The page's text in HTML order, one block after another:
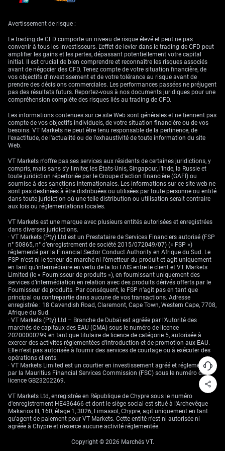
Stratégies optionnelles
et contexte historique
Malgré notre biais haussier, le risque d’une surprise susceptible de faire
bouger le marché de la part de l’une ou l’autre banque centrale est réel.
Nous envisageons donc des options put de protection avec un prix
d’exercice sous le support clé de 0,7050. Cela offre une couverture à coût
maîtrisé contre un commentaire de la Fed plus restrictif qu’attendu ou, à
La volatilité implicite à une semaine de l’AUD/USD s’échange
actuellement autour de 9,5 %, reflétant l’incertitude liée à ces
événements majeurs. Cela rend les achats d’options « secs »
relativement onéreux. Nous évaluons donc également des spreads
tout en restant positionnés pour un mouvement en direction de la zone
de résistance à 0,7145.
En remontant à la période 2022-2023, l’AUD/USD s’était nettement
apprécié lorsque les marchés percevaient la trajectoire de la RBA comme
plus agressive que celle de la Fed. Si l’histoire se répète, un statu quo
ferme de la RBA combiné à un pivot accommodant de la Fed pourrait
communiqués des banques centrales pour détecter tout changement
dans leur guidance prospective.
Avertissement de risque :
Le trading de CFD comporte un niveau de risque élevé et peut ne pas
convenir à tous les investisseurs. L'effet de levier dans le trading de CFD peut
amplifier les gains et les pertes, dépassant potentiellement votre capital
initial. Il est crucial de bien comprendre et reconnaître les risques associés
avant de négocier des CFD. Tenez compte de votre situation financière, de
vos objectifs d’investissement et de votre tolérance au risque avant de
prendre des décisions commerciales. Les performances passées ne préjugent
pas des résultats futurs. Reportez-vous à nos documents juridiques pour une
compréhension complète des risques liés au trading de CFD.
Les informations contenues sur ce site Web sont générales et ne tiennent pas
compte de vos objectifs individuels, de votre situation financière ou de vos
besoins. VT Markets ne peut être tenu responsable de la pertinence, de
l'exactitude, de l'actualité ou de l'exhaustivité de toute information du site
Web.
VT Markets n'offre pas ses services aux résidents de certaines juridictions, y
compris, mais sans s'y limiter, les États-Unis, Singapour, l'Inde, la Russie et
toute juridiction répertoriée par le Groupe d'action financière (GAFI) ou
soumise à des sanctions internationales. Les informations sur ce site web ne
sont pas destinées à être distribuées ou utilisées par toute personne ou entité
dans toute juridiction où une telle distribution ou utilisation serait contraire
aux lois ou réglementations locales.
VT Markets est une marque avec plusieurs entités autorisées et enregistrées
dans diverses juridictions.
· VT Markets (Pty) Ltd est un Prestataire de Services Financiers autorisé (FSP
n° 50865, n° d’enregistrement de société 2015/072049/07) (« FSP »)
réglementé par la Financial Sector Conduct Authority en Afrique du Sud. Le
FSP n’est ni le teneur de marché ni l’émetteur du produit et agit uniquement
en tant qu’intermédiaire en vertu de la loi FAIS entre le client et VT Markets
Limited (le « Fournisseur de produits »), en fournissant uniquement des
services d’intermédiation en relation avec des produits dérivés offerts par le
Fournisseur de produits. Par conséquent, le FSP n’agit pas en tant que
principal ou contrepartie dans aucune de vos transactions. Adresse
enregistrée : 18 Cavendish Road, Claremont, Cape Town, Western Cape, 7708,
Afrique du Sud.
· VT Markets (Pty) Ltd – Branche de Dubaï est agréée par l'Autorité des
marchés de capitaux des EAU (CMA) sous le numéro de licence
20200000299 en tant que titulaire de licence de catégorie 5, autorisée à
exercer des activités réglementées d'introduction et de promotion aux EAU.
Elle n'est pas autorisée à fournir des services de courtage ou à exécuter des
opérations clients.
· VT Markets Limited est un courtier en investissement agréé et réglementé
par la Mauritius Financial Services Commission (FSC) sous le numéro de
licence GB23202269.
VT Markets Ltd, enregistrée en République de Chypre sous le numéro
d'enregistrement HE436466 et dont le siège social est situé à l'Archevêque
Makarios III, 160, étage 1, 3026, Limassol, Chypre, agit uniquement en tant
qu'agent de paiement pour VT Markets. Cette entité n'est ni autorisée ni
agréée à Chypre et n'exerce aucune activité réglementée.
Copyright © 2026 Marchés VT.